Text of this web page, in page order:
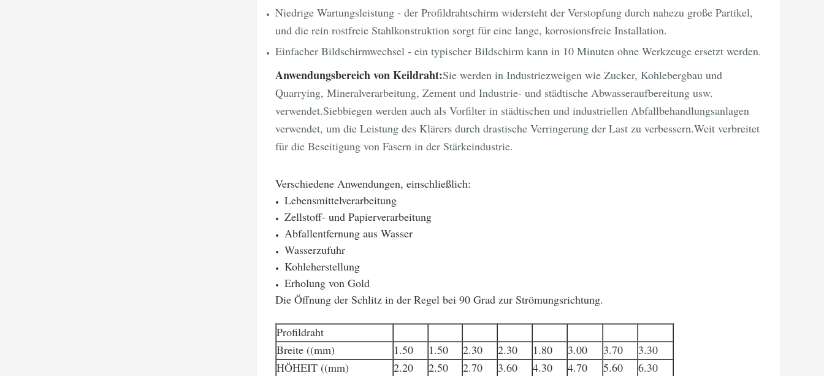
Niedrige Wartungsleistung - der Profildrahtschirm widersteht der Verstopfung durch nahezu große Partikel,
und die rein rostfreie Stahlkonstruktion sorgt für eine lange, korrosionsfreie Installation.
Einfacher Bildschirmwechsel - ein typischer Bildschirm kann in 10 Minuten ohne Werkzeuge ersetzt werden.
Anwendungsbereich von Keildraht:Sie werden in Industriezweigen wie Zucker, Kohlebergbau und
Quarrying, Mineralverarbeitung, Zement und Industrie- und städtische Abwasseraufbereitung usw.
verwendet.Siebbiegen werden auch als Vorfilter in städtischen und industriellen Abfallbehandlungsanlagen
verwendet, um die Leistung des Klärers durch drastische Verringerung der Last zu verbessern.Weit verbreitet
für die Beseitigung von Fasern in der Stärkeindustrie.
Verschiedene Anwendungen, einschließlich:
Lebensmittelverarbeitung
Zellstoff- und Papierverarbeitung
Abfallentfernung aus Wasser
Wasserzufuhr
Kohleherstellung
Erholung von Gold
Die Öffnung der Schlitz in der Regel bei 90 Grad zur Strömungsrichtung.
Profildraht
Breite ((mm)
1.50 1.50 2.30 2.30 1.80 3.00 3.70
3.30
HÖHEIT ((mm)
2.20 2.50 2.70 3.60 4.30 4.70 5.60 6.30